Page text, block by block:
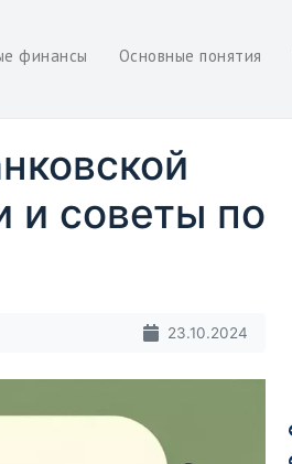
финансы Основные понятия
и советы по
23.10.2024